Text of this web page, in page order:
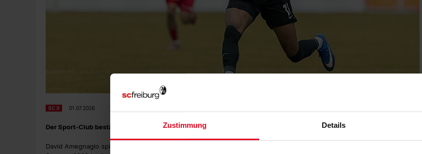
Zustimmung Details
SC II 01.07.2026
Der Sport-Club bestätigt den Wechsel von David Amegnaglo zum KVC Westerlo in die belgische Jupiler Pro League.
David Amegnaglo spielte in der Jugend beim FC Bayern München und der SpVgg Unterhaching und wechselte im